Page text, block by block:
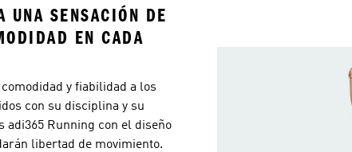
UNA SENSACIÓN DE
EN CADA
y fiabilidad a los
con su disciplina y su
adi365 Running con el diseño
libertad de movimiento.